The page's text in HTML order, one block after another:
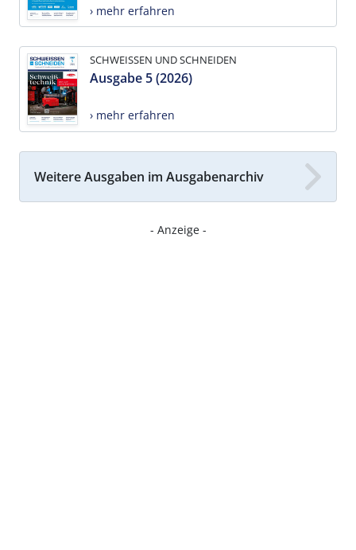
› mehr erfahren
SCHWEISSEN UND SCHNEIDEN
Ausgabe 5 (2026)
› mehr erfahren
Weitere Ausgaben im Ausgabenarchiv
- Anzeige -